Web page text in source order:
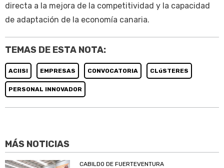
directa a la mejora de la competitividad y la capacidad
de adaptación de la economía canaria.
TEMAS DE ESTA NOTA:
ACIISI EMPRESAS CONVOCATORIA CLúSTERES
PERSONAL INNOVADOR
MÁS NOTICIAS
CABILDO DE FUERTEVENTURA